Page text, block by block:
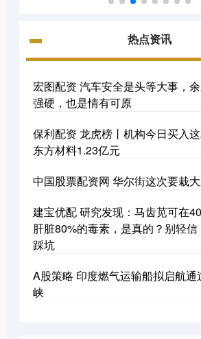
热点资讯
宏图配资 汽车安全是头等大事，
强硬，也是情有可原
保利配资 龙虎榜丨机构今日买入
东方材料1.23亿元
中国股票配资网 华尔街这次要栽
建宝优配 研究发现：马齿苋可在
肝脏80%的毒素，是真的？别轻
踩坑
A股策略 印度燃气运输船拟启航
峡